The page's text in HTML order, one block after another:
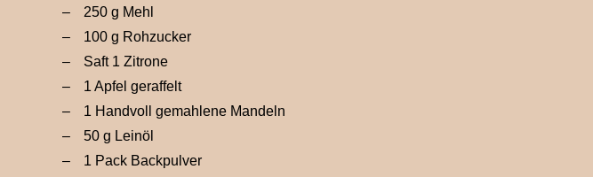
250 g Mehl
100 g Rohzucker
Saft 1 Zitrone
1 Apfel geraffelt
1 Handvoll gemahlene Mandeln
50 g Leinöl
1 Pack Backpulver